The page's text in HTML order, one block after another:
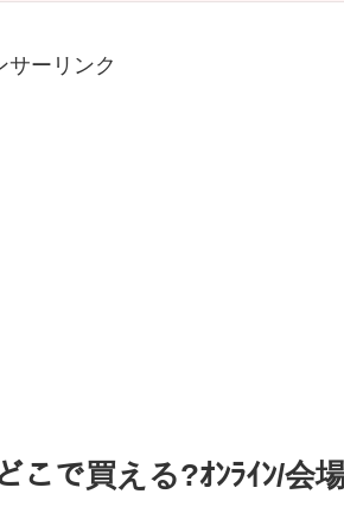
サーリンク
こで買える?ｵﾝﾗｲﾝ/会